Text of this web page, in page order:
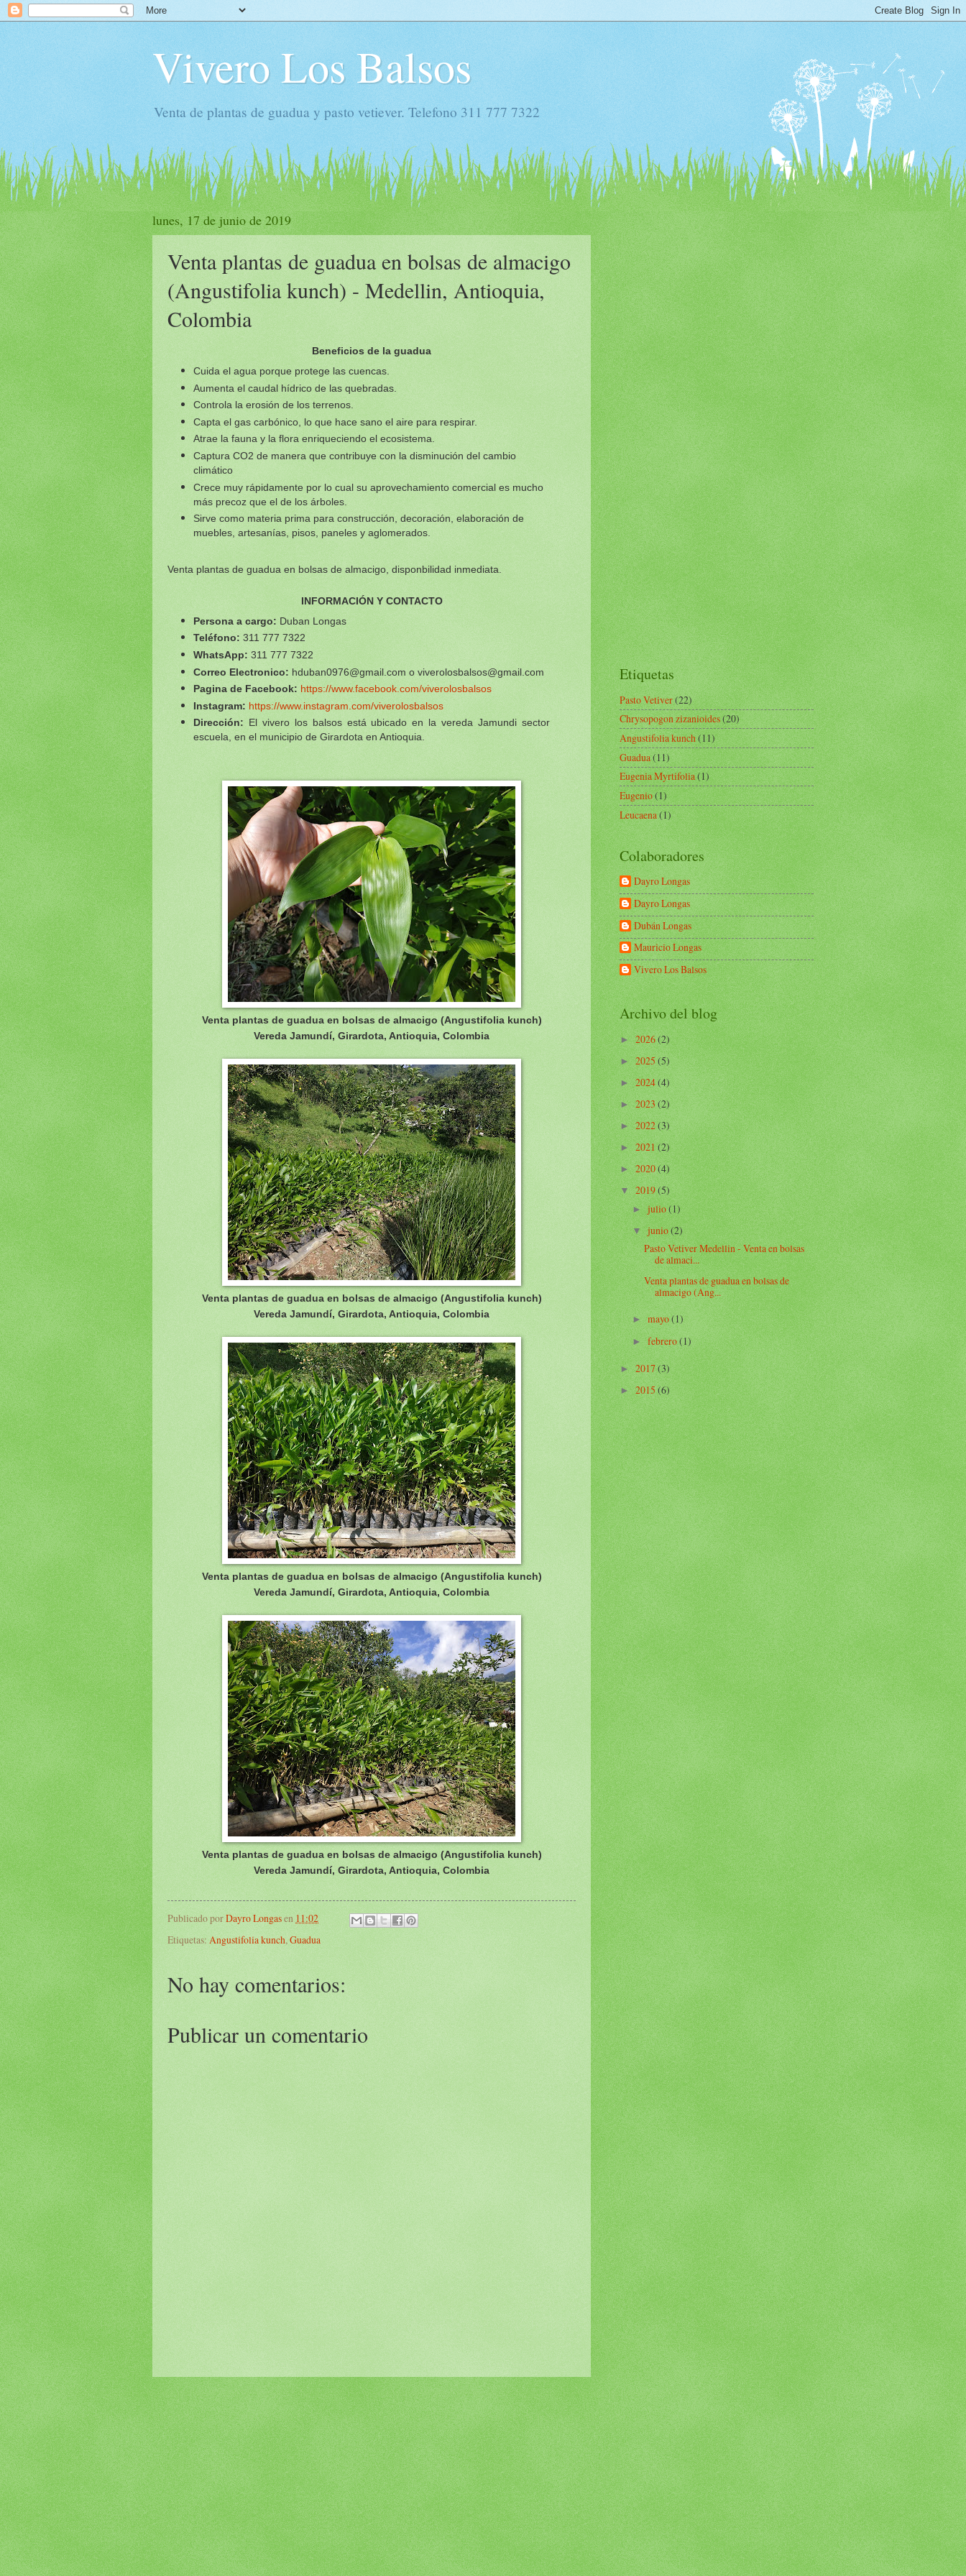
Vivero Los Balsos
Venta de plantas de guadua y pasto vetiever. Telefono 311 777 7322
lunes, 17 de junio de 2019
Venta plantas de guadua en bolsas de almacigo
(Angustifolia kunch) - Medellin, Antioquia,
Colombia
Beneficios de la guadua
Cuida el agua porque protege las cuencas.
Aumenta el caudal hídrico de las quebradas.
Controla la erosión de los terrenos.
Capta el gas carbónico, lo que hace sano el aire para respirar.
Atrae la fauna y la flora enriqueciendo el ecosistema.
Captura CO2 de manera que contribuye con la disminución del cambio
climático
Crece muy rápidamente por lo cual su aprovechamiento comercial es mucho
más precoz que el de los árboles.
Sirve como materia prima para construcción, decoración, elaboración de
muebles, artesanías, pisos, paneles y aglomerados.
Venta plantas de guadua en bolsas de almacigo , disponbilidad inmediata.
INFORMACIÓN Y CONTACTO
Persona a cargo: Duban Longas
Teléfono: 311 777 7322
WhatsApp: 311 777 7322
Correo Electronico: hduban0976@gmail.com o viverolosbalsos@gmail.com
Pagina de Facebook: https://www.facebook.com/viverolosbalsos
Instagram: https://www.instagram.com/viverolosbalsos
Dirección: El vivero los balsos está ubicado en la vereda Jamundi sector
escuela, en el municipio de Girardota en Antioquia.
Venta plantas de guadua en bolsas de almacigo (Angustifolia kunch)
Vereda Jamundí, Girardota, Antioquia, Colombia
Venta plantas de guadua en bolsas de almacigo (Angustifolia kunch)
Vereda Jamundí, Girardota, Antioquia, Colombia
Venta plantas de guadua en bolsas de almacigo (Angustifolia kunch)
Vereda Jamundí, Girardota, Antioquia, Colombia
Venta plantas de guadua en bolsas de almacigo (Angustifolia kunch)
Vereda Jamundí, Girardota, Antioquia, Colombia
Publicado porDayro Longasen 11:02
Etiquetas: Angustifolia kunch, Guadua
No hay comentarios:
Publicar un comentario
Etiquetas
Pasto Vetiver(22)
Chrysopogon zizanioides(20)
Angustifolia kunch(11)
Guadua(11)
Eugenia Myrtifolia(1)
Eugenio(1)
Leucaena(1)
Colaboradores
Dayro Longas
Dayro Longas
Dubán Longas
Mauricio Longas
Vivero Los Balsos
Archivo del blog
►2026(2)
► 2025(5)
►2024(4)
►2023(2)
►2022(3)
►2021(2)
►2020(4)
▼2019(5)
►julio(1)
▼junio(2)
Pasto Vetiver Medellin - Venta en bolsas
de almaci...
Venta plantas de guadua en bolsas de
almacigo (Ang...
►mayo(1)
►febrero(1)
►2017(3)
►2015(6)